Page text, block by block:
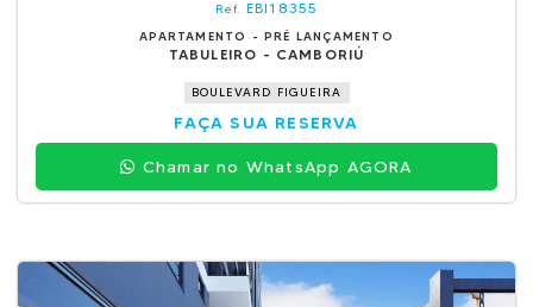
Ref. EBI18355
APARTAMENTO - PRÉ LANÇAMENTO
TABULEIRO - CAMBORIÚ
BOULEVARD FIGUEIRA
FAÇA SUA RESERVA
Chamar no WhatsApp AGORA